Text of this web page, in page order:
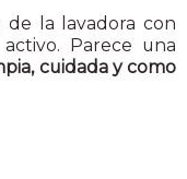
la lavadora con
Parece una
cuidada y como